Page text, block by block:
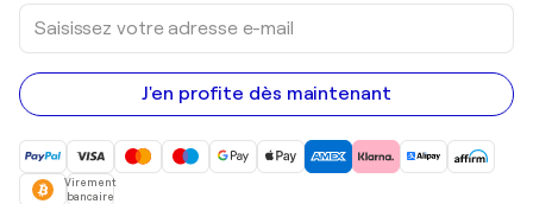
Saisissez
votre
adresse
e-
mail
J'en profite dès maintenant
Virement
bancaire